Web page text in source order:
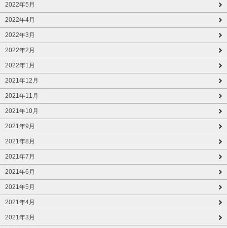
2022年5月
2022年4月
2022年3月
2022年2月
2022年1月
2021年12月
2021年11月
2021年10月
2021年9月
2021年8月
2021年7月
2021年6月
2021年5月
2021年4月
2021年3月